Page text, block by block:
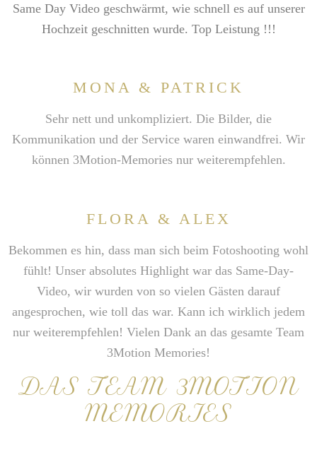
Same Day Video geschwärmt, wie schnell es auf unserer
Hochzeit geschnitten wurde. Top Leistung !!!
MONA & PATRICK
Sehr nett und unkompliziert. Die Bilder, die
Kommunikation und der Service waren einwandfrei. Wir
können 3Motion-Memories nur weiterempfehlen.
FLORA & ALEX
Bekommen es hin, dass man sich beim Fotoshooting wohl
fühlt! Unser absolutes Highlight war das Same-Day-
Video, wir wurden von so vielen Gästen darauf
angesprochen, wie toll das war. Kann ich wirklich jedem
nur weiterempfehlen! Vielen Dank an das gesamte Team
3Motion Memories!
DAS TEAM 3MOTION
MEMORIES